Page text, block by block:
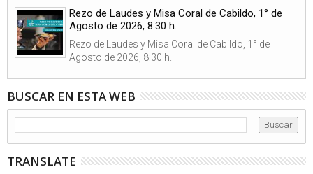
Rezo de Laudes y Misa Coral de Cabildo, 1° de
Agosto de 2026, 8:30 h.
Rezo de Laudes y Misa Coral de Cabildo, 1° de
Agosto de 2026, 8:30 h.
BUSCAR EN ESTA WEB
TRANSLATE